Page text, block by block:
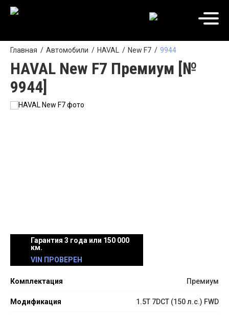
Главная Автомобили HAVAL New F7 9944
HAVAL New F7 Премиум [№
9944]
Гарантия 3 года или 150 000
км.
VIN ПРОВЕРЕН
Комплектация Премиум
Модификация 1.5T 7DCT (150 л.с.) FWD